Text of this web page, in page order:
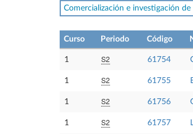
Comercialización e investigación de
Curso Periodo Código
1 S2 61754
1 S2 61755
1 S2 61756
1 S2 61757